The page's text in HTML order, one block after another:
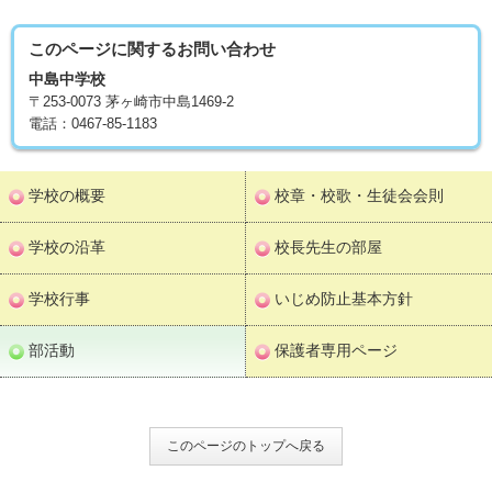
このページに関するお問い合わせ
中島中学校
〒253-0073 茅ヶ崎市中島1469-2
電話：0467-85-1183
学校の概要 校章・校歌・生徒会会則
学校の沿革 校長先生の部屋
学校行事 いじめ防止基本方針
部活動 保護者専用ページ
このページのトップへ戻る